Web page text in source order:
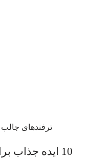
ترفندهای جالب
10 ایده جذاب